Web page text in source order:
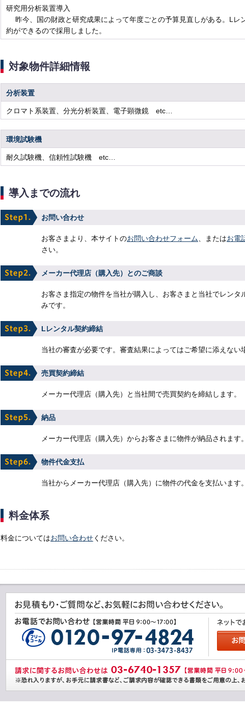
研究用分析装置導入
昨今、国の財政と研究成果によって年度ごとの予算見直しがある。Lレ
約ができるので採用しました。
対象物件詳細情報
分析装置
クロマト系装置、分光分析装置、電子顕微鏡 etc…
環境試験機
耐久試験機、信頼性試験機 etc…
導入までの流れ
お問い合わせ
お客さまより、本サイトのお問い合わせフォーム 、またはお電
さい。
メーカー代理店（購入先）とのご商談
お客さま指定の物件を当社が購入し、お客さまと当社でレンタ
みです。
Lレンタル契約締結
当社の審査が必要です。審査結果によってはご希望に添えない
売買契約締結
メーカー代理店（購入先）と当社間で売買契約を締結します。
納品
メーカー代理店（購入先）からお客さまに物件が納品されます。
物件代金支払
当社からメーカー代理店（購入先）に物件の代金を支払います。
料金体系
料金についてはお問い合わせください。